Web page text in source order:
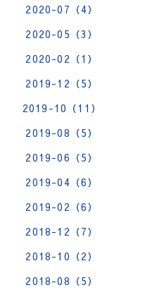
2020-07（4）
2020-05（3）
2020-02（1）
2019-12（5）
2019-10（11）
2019-08（5）
2019-06（5）
2019-04（6）
2019-02（6）
2018-12（7）
2018-10（2）
2018-08（5）